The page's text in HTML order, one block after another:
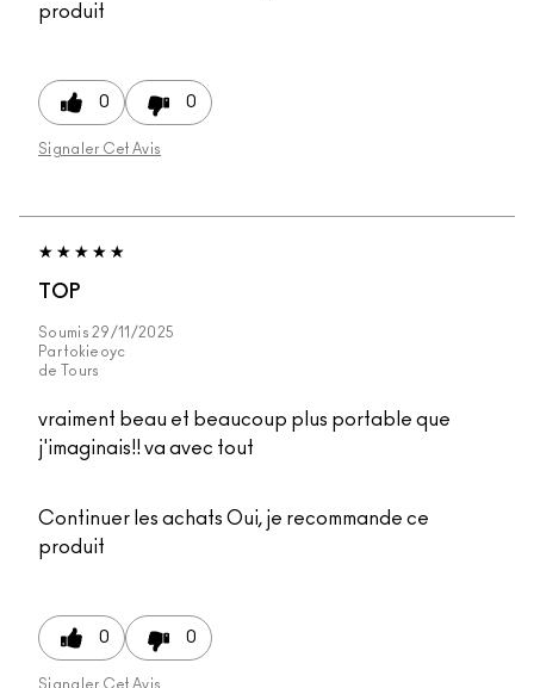
produit
0 0
Signaler Cet Avis
TOP
Soumis 29/11/2025
Partokieoyc
de
Tours
vraiment beau et beaucoup plus portable que
j'imaginais!! va avec tout
Continuer les achats Oui, je recommande ce
produit
0 0
Signaler Cet Avis